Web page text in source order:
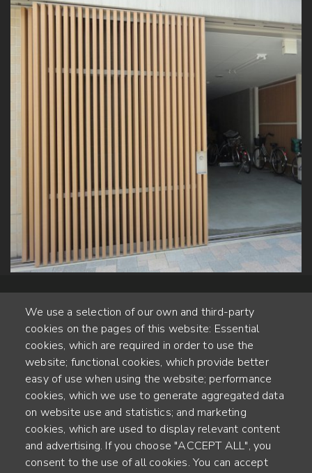
Alte Steinhauserstr. 1 | 6330 Cham | Switzerland
55 ANNÉES D'EXPÉRIENCE
ENGINEERED IN SWITZERLAND, CRAFTED IN JAPAN
We use a selection of our own and third-party
cookies on the pages of this website: Essential
cookies, which are required in order to use the
website; functional cookies, which provide better
easy of use when using the website; performance
cookies, which we use to generate aggregated data
on website use and statistics; and marketing
cookies, which are used to display relevant content
and advertising. If you choose "ACCEPT ALL", you
consent to the use of all cookies. You can accept